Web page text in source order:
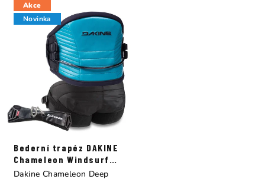
Akce
Novinka
Bederní trapéz DAKINE
Chameleon Windsurf
Harness Deep Lake
Dakine Chameleon Deep